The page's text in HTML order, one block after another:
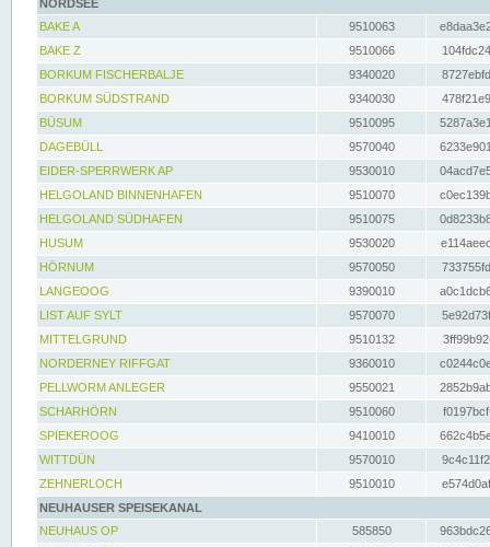
NORDSEE
BAKE A
9510063
BAKE Z
9510066
BORKUM FISCHERBALJE
9340020
BORKUM SÜDSTRAND
9340030
BÜSUM
9510095
DAGEBÜLL
9570040
EIDER-SPERRWERK AP
9530010
HELGOLAND BINNENHAFEN
9510070
HELGOLAND SÜDHAFEN
9510075
HUSUM
9530020
HÖRNUM
9570050
LANGEOOG
9390010
LIST AUF SYLT
9570070
MITTELGRUND
9510132
NORDERNEY RIFFGAT
9360010
PELLWORM ANLEGER
9550021
SCHARHÖRN
9510060
SPIEKEROOG
9410010
WITTDÜN
9570010
ZEHNERLOCH
9510010
NEUHAUSER SPEISEKANAL
NEUHAUS OP
585850